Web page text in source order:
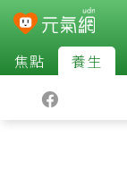
焦點 養生